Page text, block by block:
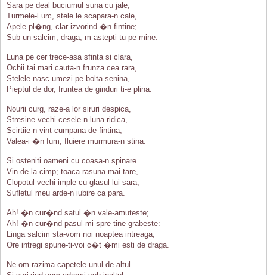
Sara pe deal buciumul suna cu jale,
Turmele-l urc, stele le scapara-n cale,
Apele pl�ng, clar izvorind �n fintine;
Sub un salcim, draga, m-astepti tu pe mine.
Luna pe cer trece-asa sfinta si clara,
Ochii tai mari cauta-n frunza cea rara,
Stelele nasc umezi pe bolta senina,
Pieptul de dor, fruntea de ginduri ti-e plina.
Nourii curg, raze-a lor siruri despica,
Stresine vechi cesele-n luna ridica,
Scirtiie-n vint cumpana de fintina,
Valea-i �n fum, fluiere murmura-n stina.
Si osteniti oameni cu coasa-n spinare
Vin de la cimp; toaca rasuna mai tare,
Clopotul vechi imple cu glasul lui sara,
Sufletul meu arde-n iubire ca para.
Ah! �n cur�nd satul �n vale-amuteste;
Ah! �n cur�nd pasul-mi spre tine grabeste:
Linga salcim sta-vom noi noaptea intreaga,
Ore intregi spune-ti-voi c�t �mi esti de draga.
Ne-om razima capetele-unul de altul